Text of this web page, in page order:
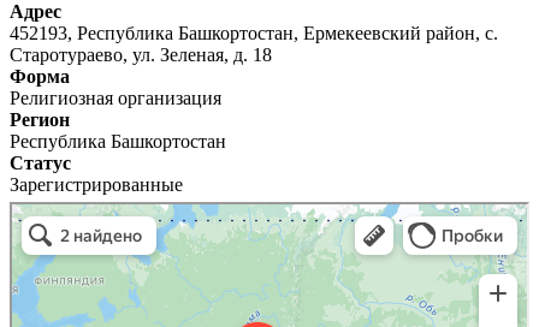
Адрес
452193, Республика Башкортостан, Ермекеевский район, с.
Старотураево, ул. Зеленая, д. 18
Форма
Религиозная организация
Регион
Республика Башкортостан
Статус
Зарегистрированные